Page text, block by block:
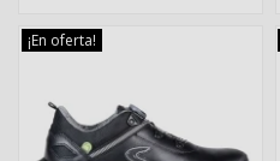
¡En oferta!